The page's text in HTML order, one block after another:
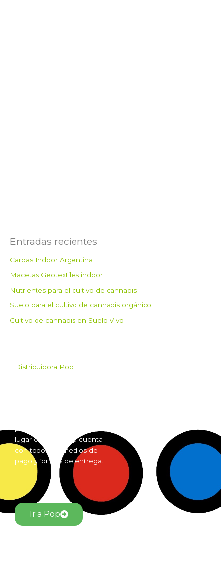
Entradas recientes
Carpas Indoor Argentina
Macetas Geotextiles indoor
Nutrientes para el cultivo de cannabis
Suelo para el cultivo de cannabis orgánico
Cultivo de cannabis en Suelo Vivo
Distribuidora Pop
por mayor desde cualquier
lugar del país. Pop cuenta
con todos los medios de
pago y formas de entrega.
Ir a Pop